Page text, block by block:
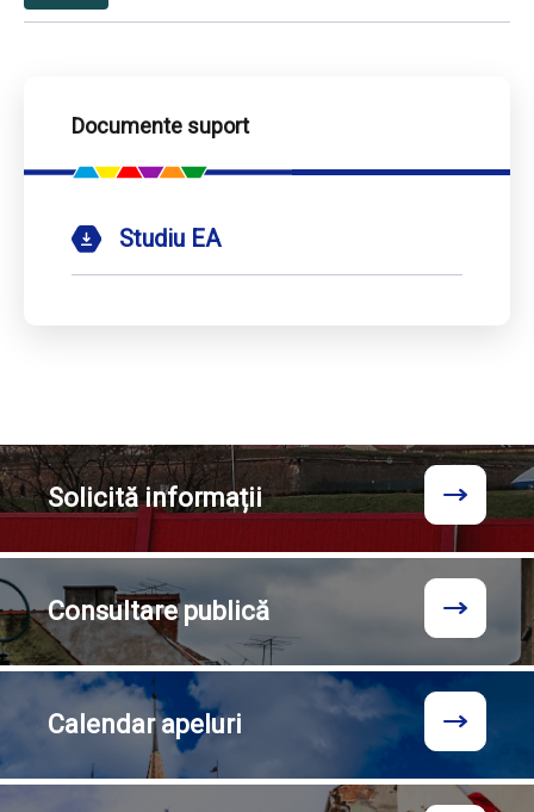
Documente suport
Studiu EA
Solicităinformații
Consultarepublică
Calendarapeluri